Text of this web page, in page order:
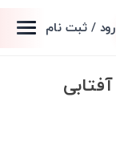
/ ثبت نام